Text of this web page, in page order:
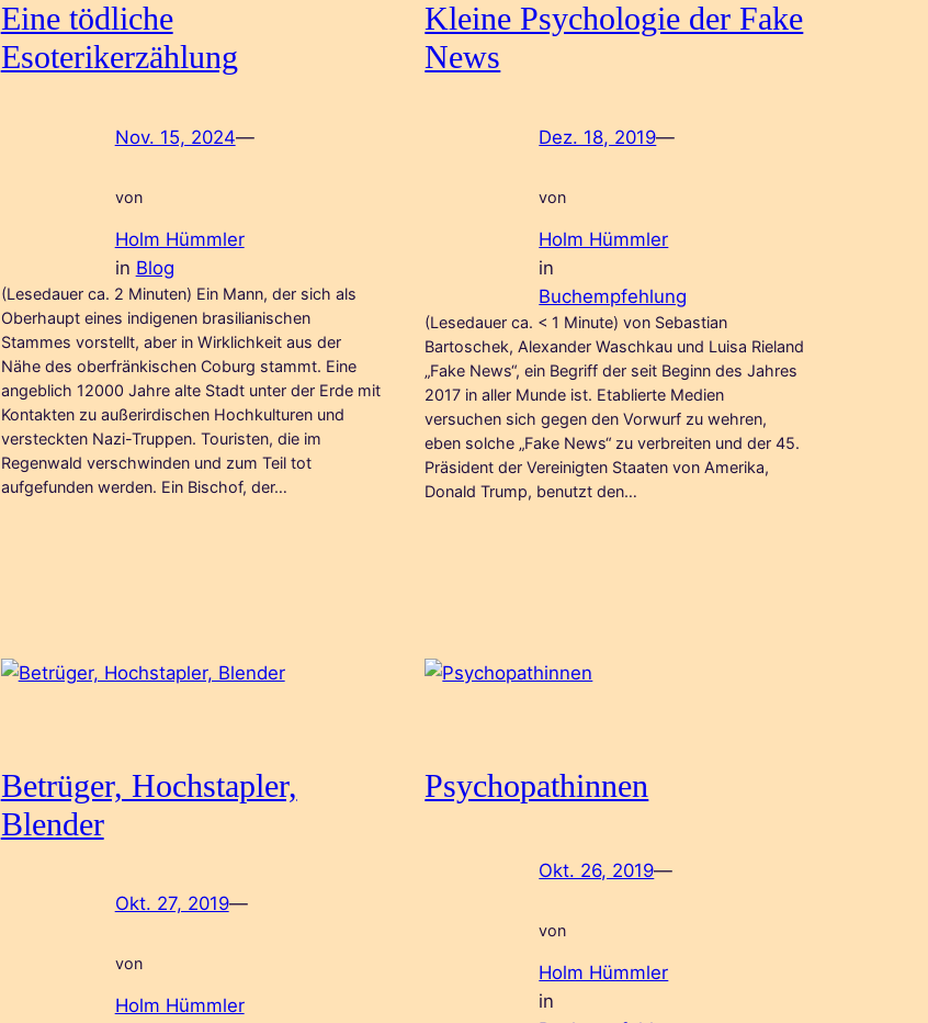
Eine tödliche
Esoterikerzählung
Nov. 15, 2024—
von
Holm Hümmler
in Blog
(Lesedauer ca. 2 Minuten) Ein Mann, der sich als
Oberhaupt eines indigenen brasilianischen
Stammes vorstellt, aber in Wirklichkeit aus der
Nähe des oberfränkischen Coburg stammt. Eine
angeblich 12000 Jahre alte Stadt unter der Erde mit
Kontakten zu außerirdischen Hochkulturen und
versteckten Nazi-Truppen. Touristen, die im
Regenwald verschwinden und zum Teil tot
aufgefunden werden. Ein Bischof, der…
Kleine Psychologie der Fake
News
Dez. 18, 2019—
von
Holm Hümmler
in
Buchempfehlung
(Lesedauer ca. < 1 Minute) von Sebastian
Bartoschek, Alexander Waschkau und Luisa Rieland
„Fake News“, ein Begriff der seit Beginn des Jahres
2017 in aller Munde ist. Etablierte Medien
versuchen sich gegen den Vorwurf zu wehren,
eben solche „Fake News“ zu verbreiten und der 45.
Präsident der Vereinigten Staaten von Amerika,
Donald Trump, benutzt den…
Betrüger, Hochstapler,
Blender
Okt. 27, 2019—
von
Holm Hümmler
Psychopathinnen
Okt. 26, 2019—
von
Holm Hümmler
in